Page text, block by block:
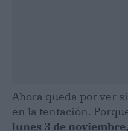
Ahora queda por ver
en la tentación.
lunes 3 de